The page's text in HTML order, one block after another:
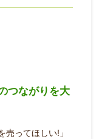
つながりを大
ってほしい!」